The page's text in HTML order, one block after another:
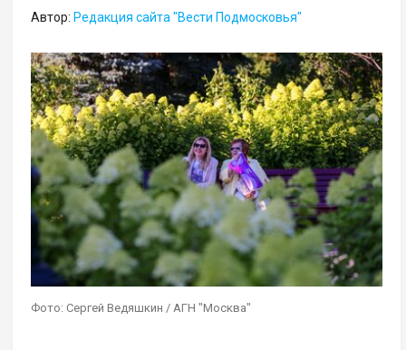
Автор: Редакция сайта "Вести Подмосковья"
Фото: Сергей Ведяшкин / АГН "Москва"